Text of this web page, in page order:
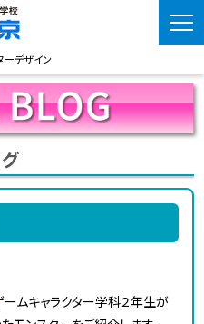
ーデザイン
ームキャラクター学科２年生が